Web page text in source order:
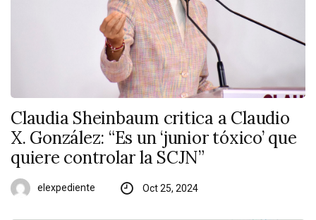
Claudia Sheinbaum critica a Claudio
X. González: “Es un ‘junior tóxico’ que
quiere controlar la SCJN”
elexpediente Oct 25, 2024